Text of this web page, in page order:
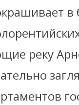
в
реку